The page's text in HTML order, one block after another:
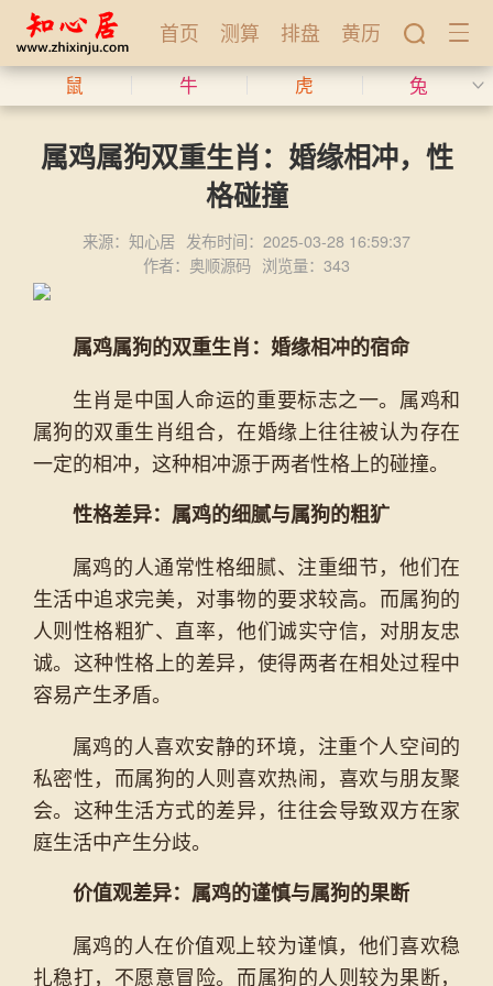
首页 测算 排盘 黄历
鼠 牛 虎 兔
属鸡属狗双重生肖：婚缘相冲，性
格碰撞
来源：知心居 发布时间：2025-03-28 16:59:37
作者：奥顺源码 浏览量：343
属鸡属狗的双重生肖：婚缘相冲的宿命
生肖是中国人命运的重要标志之一。属鸡和
属狗的双重生肖组合，在婚缘上往往被认为存在
一定的相冲，这种相冲源于两者性格上的碰撞。
性格差异：属鸡的细腻与属狗的粗犷
属鸡的人通常性格细腻、注重细节，他们在
生活中追求完美，对事物的要求较高。而属狗的
人则性格粗犷、直率，他们诚实守信，对朋友忠
诚。这种性格上的差异，使得两者在相处过程中
容易产生矛盾。
属鸡的人喜欢安静的环境，注重个人空间的
私密性，而属狗的人则喜欢热闹，喜欢与朋友聚
会。这种生活方式的差异，往往会导致双方在家
庭生活中产生分歧。
价值观差异：属鸡的谨慎与属狗的果断
属鸡的人在价值观上较为谨慎，他们喜欢稳
扎稳打，不愿意冒险。而属狗的人则较为果断，